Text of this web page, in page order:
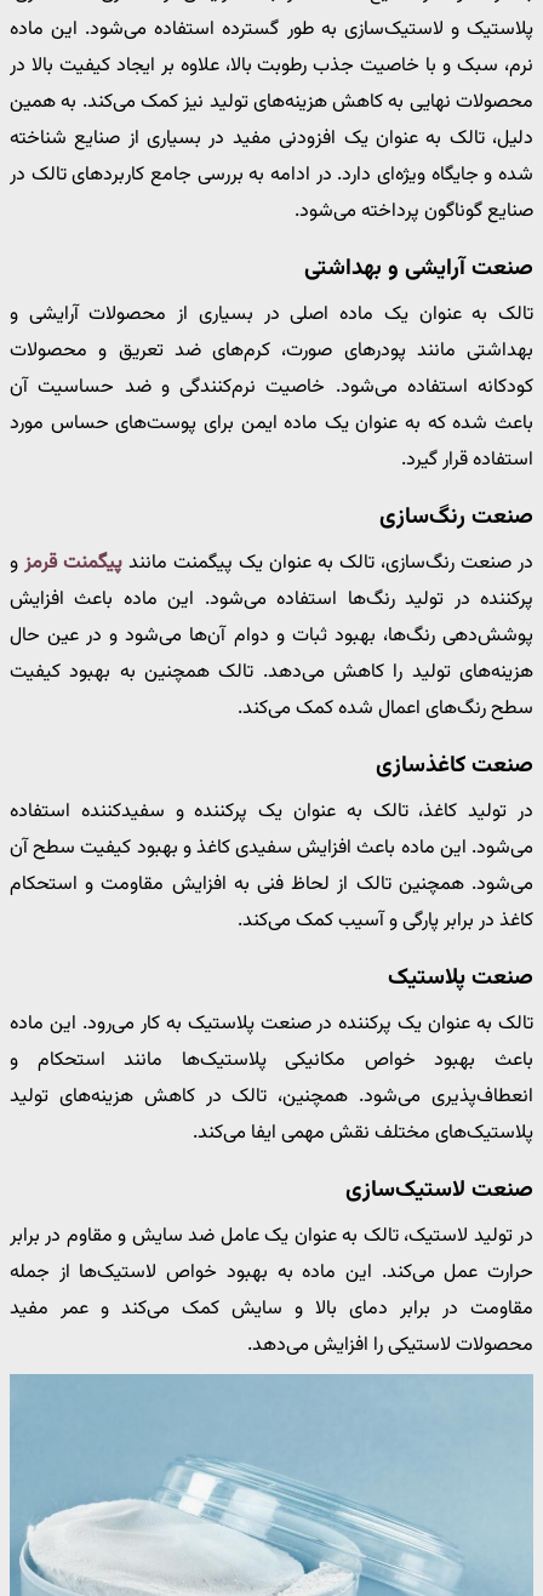
پلاستیک و لاستیک‌سازی به طور گسترده استفاده می‌شود. این ماده
نرم، سبک و با خاصیت جذب رطوبت بالا، علاوه بر ایجاد کیفیت بالا در
محصولات نهایی به کاهش هزینه‌های تولید نیز کمک می‌کند. به همین
دلیل، تالک به عنوان یک افزودنی مفید در بسیاری از صنایع شناخته
شده و جایگاه ویژه‌ای دارد. در ادامه به بررسی جامع کاربردهای تالک در
صنایع گوناگون پرداخته می‌شود.
صنعت آرایشی و بهداشتی
تالک به عنوان یک ماده اصلی در بسیاری از محصولات آرایشی و
بهداشتی مانند پودرهای صورت، کرم‌های ضد تعریق و محصولات
کودکانه استفاده می‌شود. خاصیت نرم‌کنندگی و ضد حساسیت آن
باعث شده که به عنوان یک ماده ایمن برای پوست‌های حساس مورد
استفاده قرار گیرد.
صنعت رنگ‌سازی
در صنعت رنگ‌سازی، تالک به عنوان یک پیگمنت مانند پیگمنت قرمز و
پرکننده در تولید رنگ‌ها استفاده می‌شود. این ماده باعث افزایش
پوشش‌دهی رنگ‌ها، بهبود ثبات و دوام آن‌ها می‌شود و در عین حال
هزینه‌های تولید را کاهش می‌دهد. تالک همچنین به بهبود کیفیت
سطح رنگ‌های اعمال شده کمک می‌کند.
صنعت کاغذسازی
در تولید کاغذ، تالک به عنوان یک پرکننده و سفیدکننده استفاده
می‌شود. این ماده باعث افزایش سفیدی کاغذ و بهبود کیفیت سطح آن
می‌شود. همچنین تالک از لحاظ فنی به افزایش مقاومت و استحکام
کاغذ در برابر پارگی و آسیب کمک می‌کند.
صنعت پلاستیک
تالک به عنوان یک پرکننده در صنعت پلاستیک به کار می‌رود. این ماده
باعث بهبود خواص مکانیکی پلاستیک‌ها مانند استحکام و
انعطاف‌پذیری می‌شود. همچنین، تالک در کاهش هزینه‌های تولید
پلاستیک‌های مختلف نقش مهمی ایفا می‌کند.
صنعت لاستیک‌سازی
در تولید لاستیک، تالک به عنوان یک عامل ضد سایش و مقاوم در برابر
حرارت عمل می‌کند. این ماده به بهبود خواص لاستیک‌ها از جمله
مقاومت در برابر دمای بالا و سایش کمک می‌کند و عمر مفید
محصولات لاستیکی را افزایش می‌دهد.